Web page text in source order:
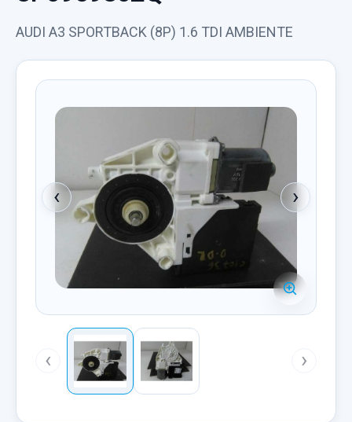
AUDI A3 SPORTBACK (8P) 1.6 TDI AMBIENTE
‹ ›
‹ ›